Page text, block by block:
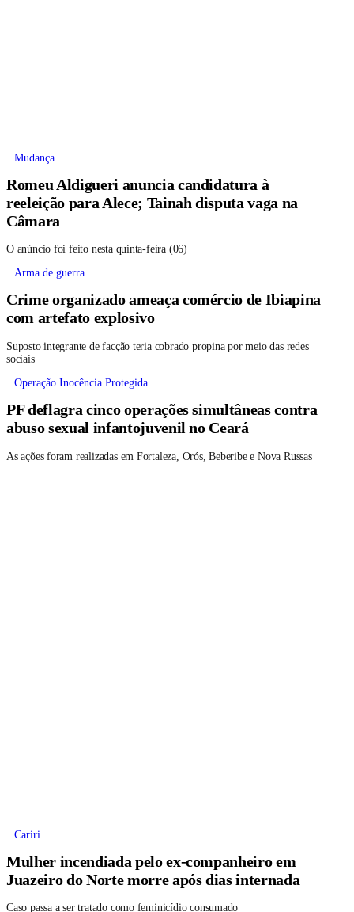
Mudança
Romeu Aldigueri anuncia candidatura à
reeleição para Alece; Tainah disputa vaga na
Câmara
O anúncio foi feito nesta quinta-feira (06)
Arma de guerra
Crime organizado ameaça comércio de Ibiapina
com artefato explosivo
Suposto integrante de facção teria cobrado propina por meio das redes
sociais
Operação Inocência Protegida
PF deflagra cinco operações simultâneas contra
abuso sexual infantojuvenil no Ceará
As ações foram realizadas em Fortaleza, Orós, Beberibe e Nova Russas
Cariri
Mulher incendiada pelo ex-companheiro em
Juazeiro do Norte morre após dias internada
Caso passa a ser tratado como feminicídio consumado